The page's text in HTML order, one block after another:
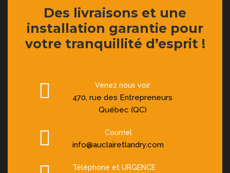
Des livraisons et une
installation garantie pour
votre tranquillité d’esprit !
Venez nous voir
470, rue des Entrepreneurs
Québec (QC)
Courriel
info@auclairetlandry.com
Téléphone et URGENCE